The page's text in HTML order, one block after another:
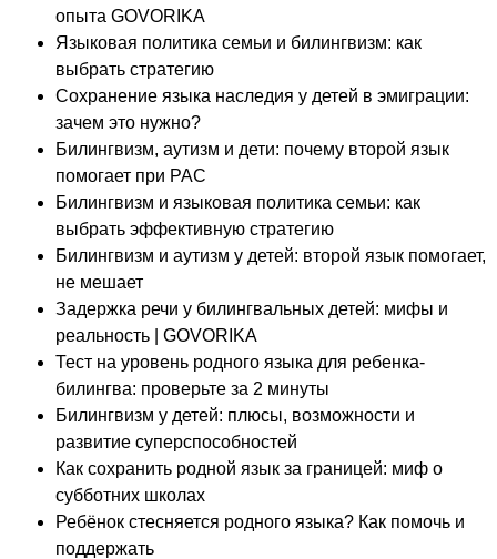
опыта GOVORIKA
Языковая политика семьи и билингвизм: как
выбрать стратегию
Сохранение языка наследия у детей в эмиграции:
зачем это нужно?
Билингвизм, аутизм и дети: почему второй язык
помогает при РАС
Билингвизм и языковая политика семьи: как
выбрать эффективную стратегию
Билингвизм и аутизм у детей: второй язык помогает,
не мешает
Задержка речи у билингвальных детей: мифы и
реальность | GOVORIKA
Тест на уровень родного языка для ребенка-
билингва: проверьте за 2 минуты
Билингвизм у детей: плюсы, возможности и
развитие суперспособностей
Как сохранить родной язык за границей: миф о
субботних школах
Ребёнок стесняется родного языка? Как помочь и
поддержать